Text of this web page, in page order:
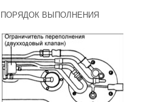
ПОРЯДОК ВЫПОЛНЕНИЯ